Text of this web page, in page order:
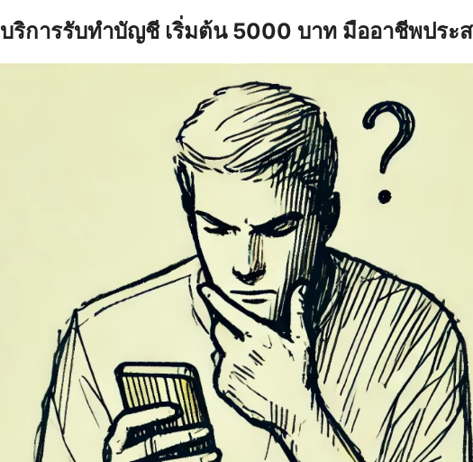
บริการรับทำบัญชี เริ่มต้น 5000 บาท มืออาชีพประ